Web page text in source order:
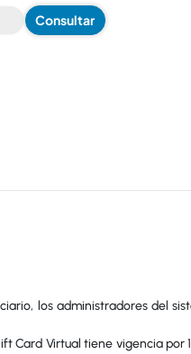
Consultar
los administradores del
Card Virtual tiene vigencia por